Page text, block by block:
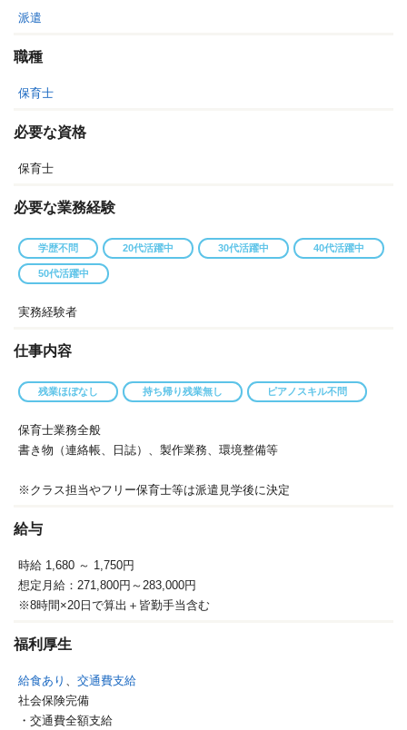
派遣
職種
保育士
必要な資格
保育士
必要な業務経験
学歴不問 20代活躍中 30代活躍中 40代活躍中
50代活躍中
実務経験者
仕事内容
残業ほぼなし 持ち帰り残業無し ピアノスキル不問
保育士業務全般
書き物（連絡帳、日誌）、製作業務、環境整備等
※クラス担当やフリー保育士等は派遣見学後に決定
給与
時給 1,680 ～ 1,750円
想定月給：271,800円～283,000円
※8時間×20日で算出＋皆勤手当含む
福利厚生
給食あり
交通費支給
社会保険完備
・交通費全額支給